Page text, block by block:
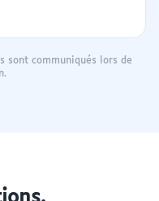
sont communiqués lors de